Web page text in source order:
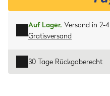
Auf Lager. Versand in 2-
Gratisversand
30 Tage Rückgaberecht